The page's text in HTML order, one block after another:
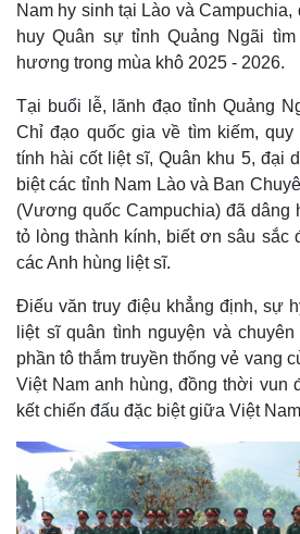
Vụ án
Tin nóng
Tư vấn luật
Vũ
Việt
Phân
Nam hy sinh tại Lào và
huy Quân sự tỉnh Quảng Ngãi
hương trong mùa khô 2025 - 2026.
Tại buổi lễ, lãnh đạo tỉnh Quảng
Chỉ đạo quốc gia về tìm kiếm,
tính hài cốt liệt sĩ, Quân khu 5, đại
biệt các tỉnh Nam Lào và Ban
(Vương quốc Campuchia) đã dâng
tỏ lòng thành kính, biết ơn sâu sắc
các Anh hùng liệt sĩ.
Điếu văn truy điệu khẳng định, sự
liệt sĩ quân tình nguyện và
phần tô thắm truyền thống vẻ vang
Việt Nam anh hùng, đồng thời vun
kết chiến đấu đặc biệt giữa Việt